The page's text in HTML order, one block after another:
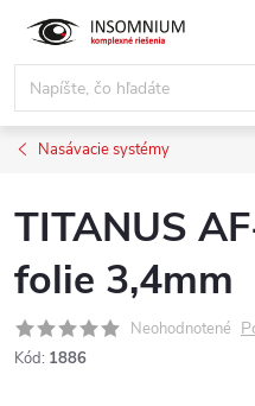
obsah
Nasávacie systémy
TITANUS
folie 3,4mm
Neohodnotené
Kód: 1886
www.insomnium.sk -